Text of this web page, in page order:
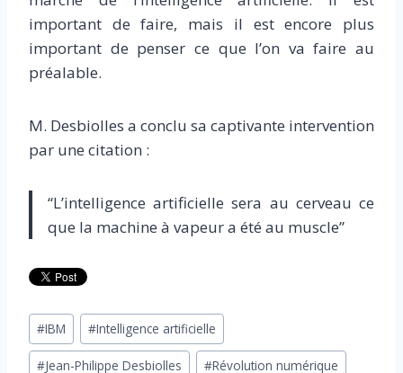
important de faire, mais il est encore plus
important de penser ce que l’on va faire au
préalable.
M. Desbiolles a conclu sa captivante intervention
par une citation :
“L’intelligence artificielle sera au cerveau ce
que la machine à vapeur a été au muscle”
Étiquettes
de
la
#IBM #Intelligence artificielle
#Jean-Philippe Desbiolles #Révolution numérique